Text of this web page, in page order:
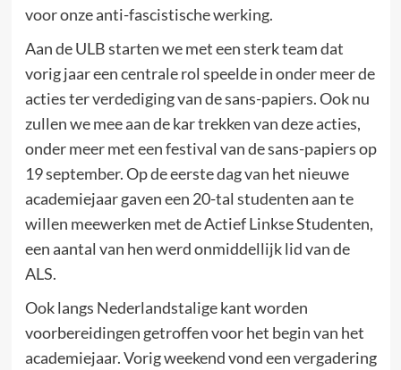
voor onze anti-fascistische werking.
Aan de ULB starten we met een sterk team dat
vorig jaar een centrale rol speelde in onder meer de
acties ter verdediging van de sans-papiers. Ook nu
zullen we mee aan de kar trekken van deze acties,
onder meer met een festival van de sans-papiers op
19 september. Op de eerste dag van het nieuwe
academiejaar gaven een 20-tal studenten aan te
willen meewerken met de Actief Linkse Studenten,
een aantal van hen werd onmiddellijk lid van de
ALS.
Ook langs Nederlandstalige kant worden
voorbereidingen getroffen voor het begin van het
academiejaar. Vorig weekend vond een vergadering